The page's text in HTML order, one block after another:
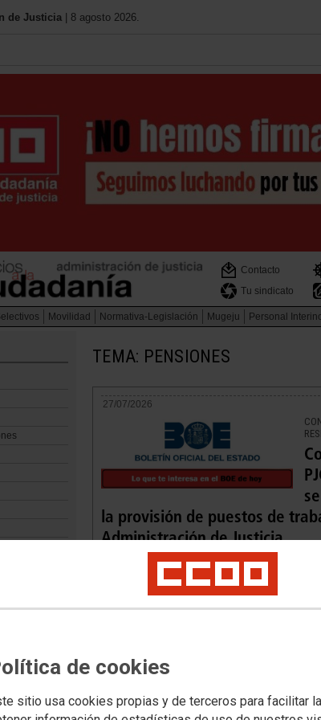
de cookies
sitio usa cookies propias y de terceros para facilitar
de Justicia | 8 agosto 2026.
Contacto
Tu sindicato
Movilidad Normativa-Legislación Mugeju Personal
TEMA: PENSIONES
27/07/2026
la provisión de puestos de
Administración de Justicia
También se ha publicado el Acuerdo de
de medidas urgentes en materia de
Administraciones Públicas y de